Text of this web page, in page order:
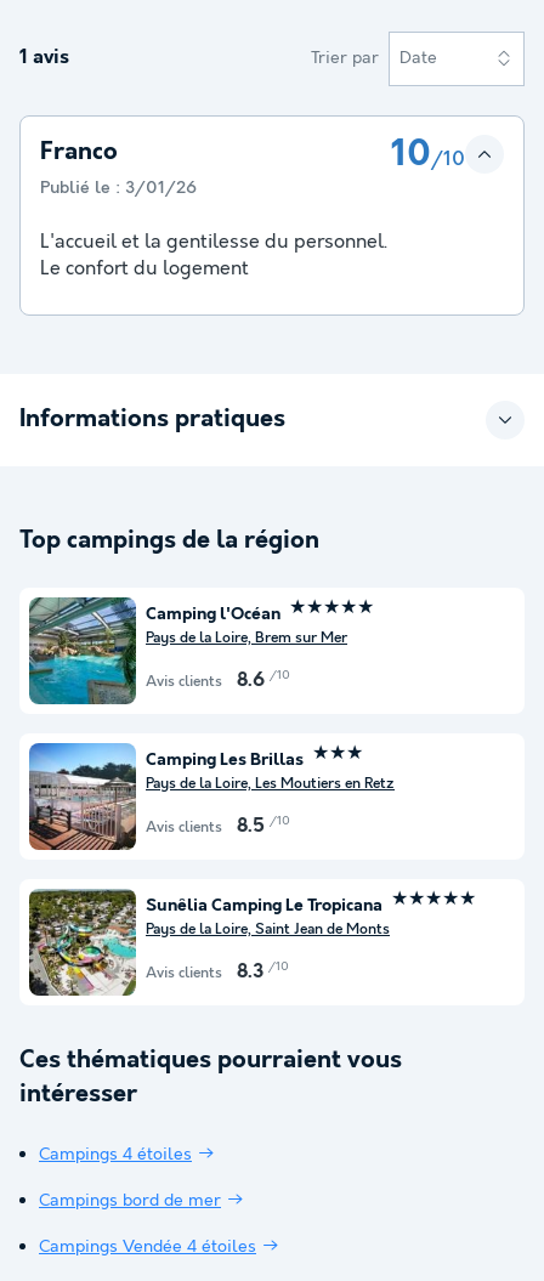
1 avis Trier par Date
Franco 10/10
Publié le : 3/01/26
L'accueil et la gentilesse du personnel.
Le confort du logement
Informations pratiques
Top campings de la région
Camping l'Océan ★★★★★
Pays de la Loire, Brem sur Mer
Avis clients 8.6 /10
Camping Les Brillas ★★★
Pays de la Loire, Les Moutiers en Retz
Avis clients 8.5 /10
Sunêlia Camping Le Tropicana ★★★★★
Pays de la Loire, Saint Jean de Monts
Avis clients 8.3 /10
Ces thématiques pourraient vous
intéresser
Campings 4 étoiles
Campings bord de mer
Campings Vendée 4 étoiles